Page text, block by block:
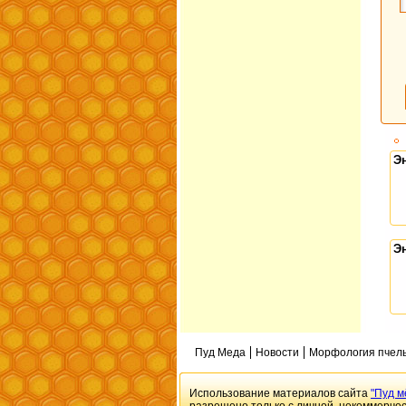
Пуд Меда Новости Морфология
Использование материалов сайта"Пуд